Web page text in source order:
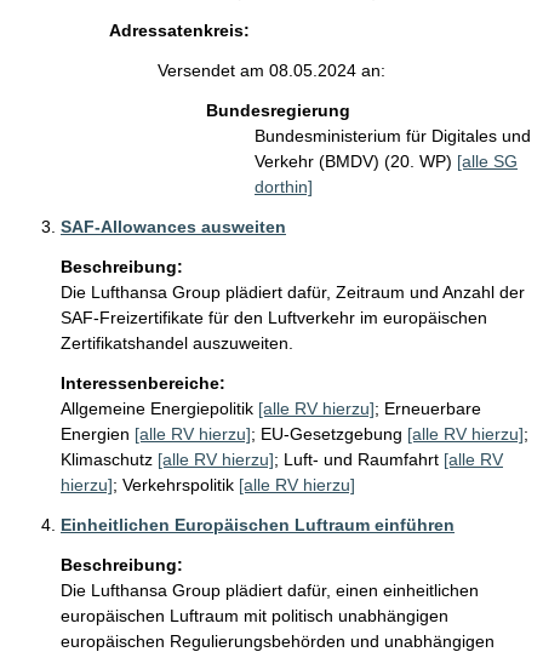
Adressatenkreis:
Versendet am 08.05.2024 an:
Bundesregierung
Bundesministerium für Digitales und
Verkehr (BMDV) (20. WP) [alle SG
dorthin]
SAF-Allowances ausweiten
Beschreibung:
Die Lufthansa Group plädiert dafür, Zeitraum und Anzahl der
SAF-Freizertifikate für den Luftverkehr im europäischen
Zertifikatshandel auszuweiten.
Interessenbereiche:
Allgemeine Energiepolitik [alle RV hierzu]; Erneuerbare
Energien [alle RV hierzu]; EU-Gesetzgebung [alle RV hierzu];
Klimaschutz [alle RV hierzu]; Luft- und Raumfahrt [alle RV
hierzu]; Verkehrspolitik [alle RV hierzu]
Einheitlichen Europäischen Luftraum einführen
Beschreibung:
Die Lufthansa Group plädiert dafür, einen einheitlichen
europäischen Luftraum mit politisch unabhängigen
europäischen Regulierungsbehörden und unabhängigen